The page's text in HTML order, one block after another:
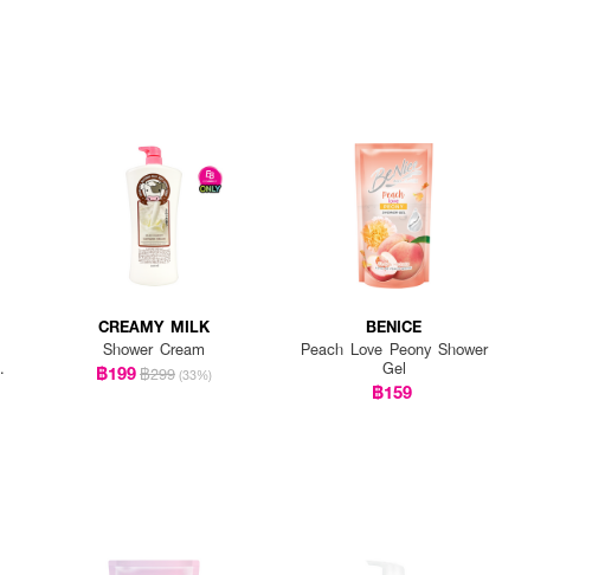
CREAMY MILK
Shower Cream
฿199฿299 (33%)
BENICE
Peach Love Peony Shower
Gel
฿159